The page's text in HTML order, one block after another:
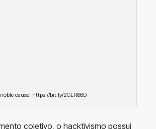
cause: https://bit.ly/2GLR66D
coletivo, o hacktivismo possui